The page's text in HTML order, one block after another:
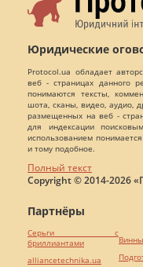
Юридические
Protocol.ua обладает
веб - страницах данного
понимаются тексты,
шота, сканы, видео, аудио,
размещенных на веб -
для индексации
использованием
и тому подобное.
Полный текст
Copyright © 2014-2026
Партнёры
Серьги с
бриллиантами
alliancetechnika.ua